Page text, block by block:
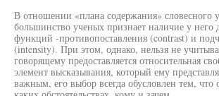
В отношении «плана содержания» словесного
большинство ученых признает наличие у него
функций -противопоставления (contrast) и
(intensity). При этом, однако, нельзя не
говорящему предоставляется относительная
элемент высказывания, который ему
важным, его выбор всегда обусловлен тем, что